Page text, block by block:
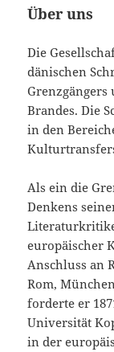
Über uns
Die
dänischen
Brandes. Die
in den
Als ein die
Denkens
europäischer
Anschluss an
Rom,
forderte er
Universität
in der